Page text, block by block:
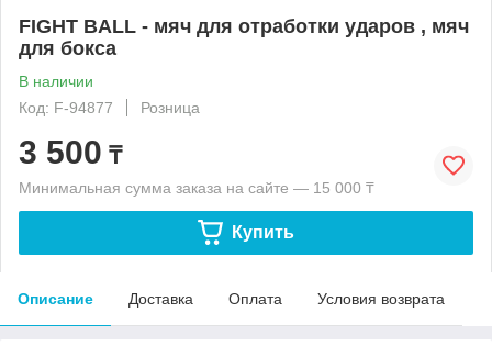
FIGHT BALL - мяч для отработки ударов , мяч
для бокса
В наличии
Код: F-94877
Розница
3 500 ₸
Минимальная сумма заказа на сайте — 15 000 ₸
Купить
Описание Доставка Оплата Условия возврата